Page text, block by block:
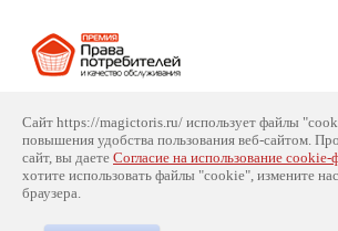
Наши аккаунты
Принимаем к оплате
Сайт https://magictoris.ru/ использует файлы
повышения удобства пользования веб-сайтом.
сайт, вы даете Согласие на использование cookie-
хотите использовать файлы "cookie", измените
браузера.